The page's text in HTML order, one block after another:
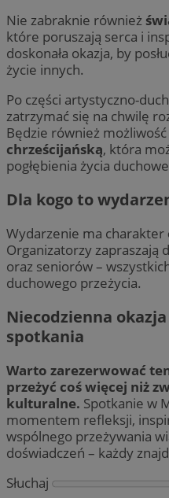
Nie zabraknie również
które poruszają serca i
doskonała okazja, by
życie innych.
Po części artystyczno-
zatrzymać się na chwilę
Będzie również
chrześcijańską, która
pogłębienia życia
Dla kogo to
Wydarzenie ma charakter
Organizatorzy zapraszają
oraz seniorów –
duchowego przeżycia.
Niecodzienna
spotkania
Warto zarezerwować
przeżyć coś więcej niż
kulturalne. Spotkanie w
momentem refleksji,
wspólnego przeżywania
doświadczeń – każdy
Słuchaj